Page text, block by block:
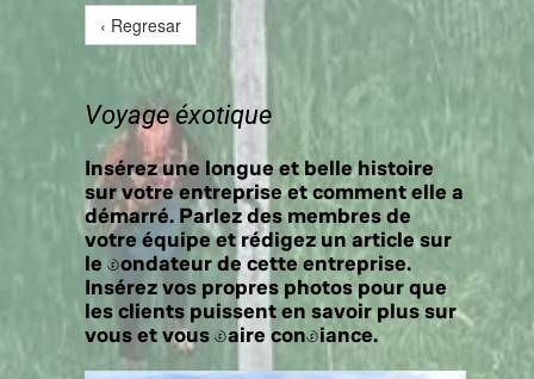
‹ Regresar
Voyage éxotique
Insérez une longue et belle histoire
sur votre entreprise et comment elle a
démarré. Parlez des membres de
votre équipe et rédigez un article sur
le fondateur de cette entreprise.
Insérez vos propres photos pour que
les clients puissent en savoir plus sur
vous et vous faire confiance.